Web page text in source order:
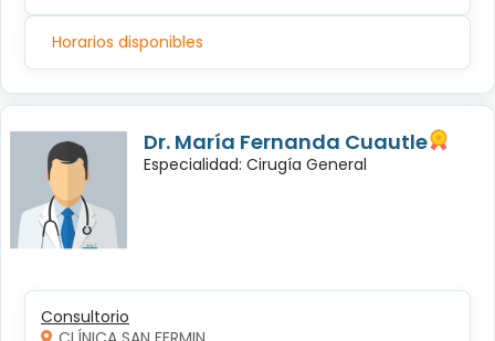
Horarios disponibles
Dr. María Fernanda Cuautle
Especialidad: Cirugía General
Consultorio